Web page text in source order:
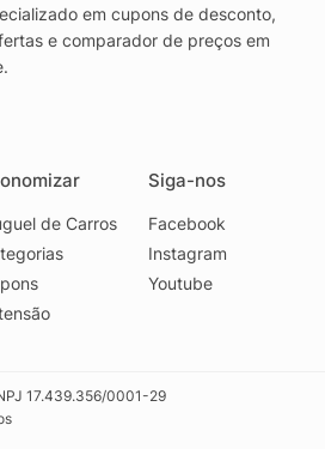
em cupons de desconto,
e comparador de preços em
de Carros
Siga-nos
Facebook
Instagram
Youtube
17.439.356/0001-29